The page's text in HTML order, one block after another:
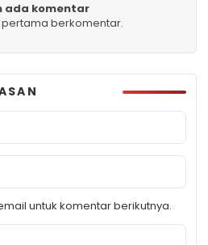
ada komentar
berkomentar.
untuk komentar berikutnya.